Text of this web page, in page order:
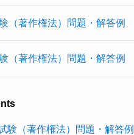
（著作権法）問題・解答例
（著作権法）問題・解答例
験（著作権法）問題・解答例